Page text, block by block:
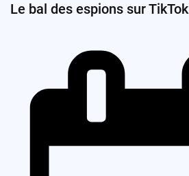
Le bal des espions sur TikTok